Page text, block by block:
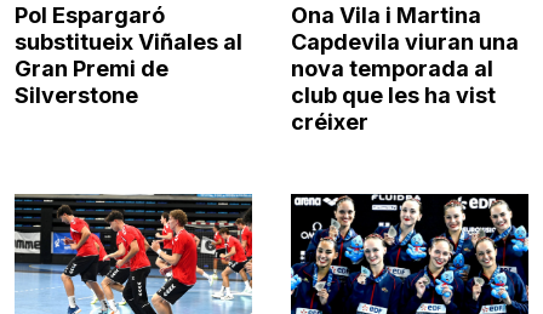
Pol Espargaró
substitueix Viñales al
Gran Premi de
Silverstone
Ona Vila i Martina
Capdevila viuran una
nova temporada al
club que les ha vist
créixer